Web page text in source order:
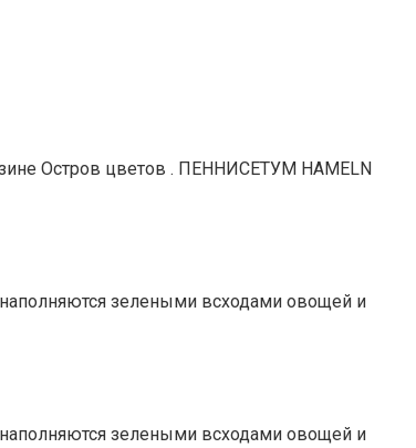
Остров цветов . ПЕННИСЕТУМ HAMELN
зелеными всходами овощей и
зелеными всходами овощей и